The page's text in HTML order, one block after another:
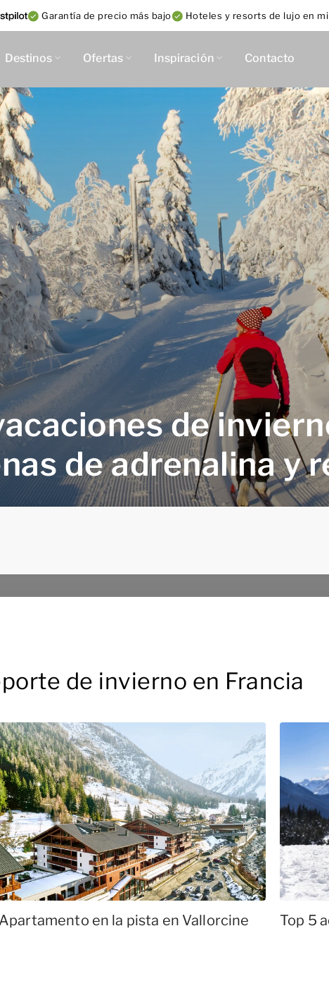
Garantía de precio más bajo Hoteles y resorts de lujo en
Destinos Ofertas Inspiración Contacto
de
de adrenalina y
de invierno en Francia
Apartamento en la pista en Vallorcine Top 5